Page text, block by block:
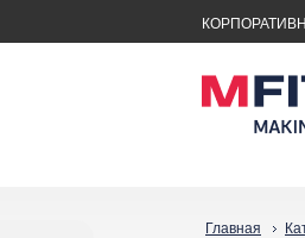
Главная